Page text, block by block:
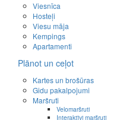
Viesnīca
Hosteļi
Viesu māja
Kempings
Apartamenti
Plānot un ceļot
Kartes un brošūras
Gidu pakalpojumi
Maršruti
Velomaršruti
Interaktīvi maršruti